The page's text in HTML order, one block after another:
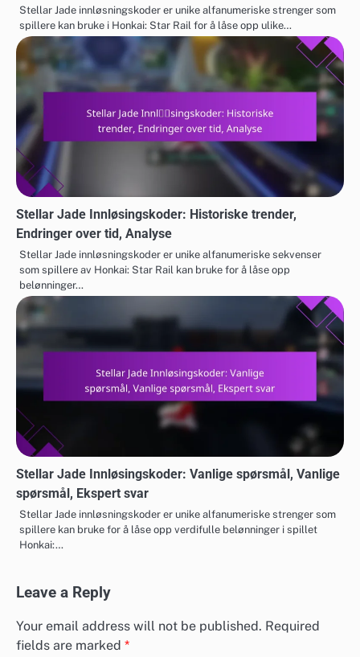
Stellar Jade innløsningskoder er unike alfanumeriske strenger som
spillere kan bruke i Honkai: Star Rail for å låse opp ulike…
Stellar Jade Innløsingskoder: Historiske trender,
Endringer over tid, Analyse
Stellar Jade innløsningskoder er unike alfanumeriske sekvenser
som spillere av Honkai: Star Rail kan bruke for å låse opp
belønninger…
Stellar Jade Innløsingskoder: Vanlige spørsmål, Vanlige
spørsmål, Ekspert svar
Stellar Jade innløsningskoder er unike alfanumeriske strenger som
spillere kan bruke for å låse opp verdifulle belønninger i spillet
Honkai:…
Leave a Reply
Your email address will not be published. Required
fields are marked *